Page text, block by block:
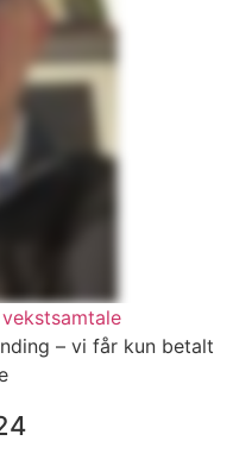
vekstsamtale
– vi får kun betalt